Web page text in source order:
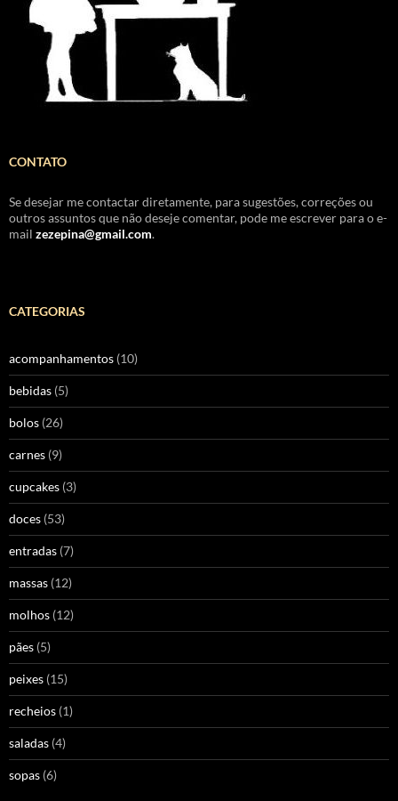
CONTATO
Se desejar me contactar diretamente, para sugestões, correções ou
outros assuntos que não deseje comentar, pode me escrever para o e-
mail zezepina@gmail.com.
CATEGORIAS
acompanhamentos (10)
bebidas (5)
bolos (26)
carnes (9)
cupcakes (3)
doces (53)
entradas (7)
massas (12)
molhos (12)
pães (5)
peixes (15)
recheios (1)
saladas (4)
sopas (6)